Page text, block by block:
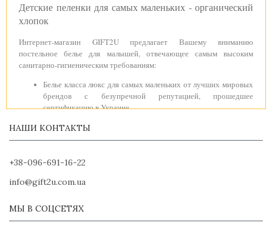
Детские пеленки для самых маленьких - органический
хлопок
Интернет-магазин GIFT2U предлагает Вашему вниманию
постельное белье для малышей, отвечающее самым высоким
санитарно-гигиеническим требованиям:
Белье класса люкс для самых маленьких от лучших мировых
брендов с безупречной репутацией, прошедшее
сертификацию в Украине.
принадлежности для малюток из муслина, бязи, фланели
окрашены только натуральными красителями без
Комплект пеленок для детей может быть выбран по цвету –
голубой для мальчика или розовый для девочки, также
представлены красочные наборы пеленок унисекс;
прохладной погоды, так и для летнего зноя. Вашему малышу
будет комфортно и в домашней обстановке, и на прогулке в
НАШИ КОНТАКТЫ
+38-096-691-16-22
info@gift2u.com.ua
МЫ В СОЦСЕТЯХ